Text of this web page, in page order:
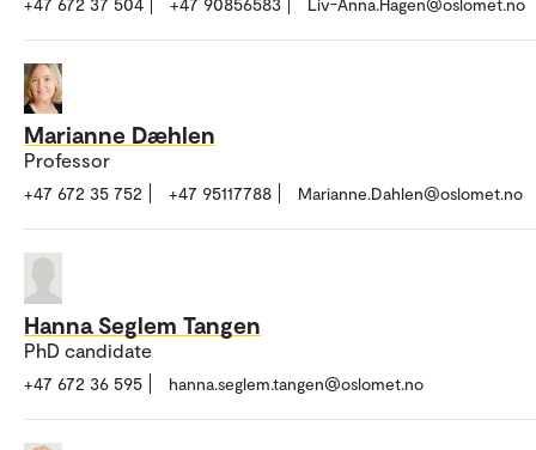
Marianne Dæhlen
Professor
+47 672 35 752 +47 95117788 Marianne.Dahlen@oslomet.no
Hanna Seglem Tangen
PhD candidate
+47 672 36 595 hanna.seglem.tangen@oslomet.no